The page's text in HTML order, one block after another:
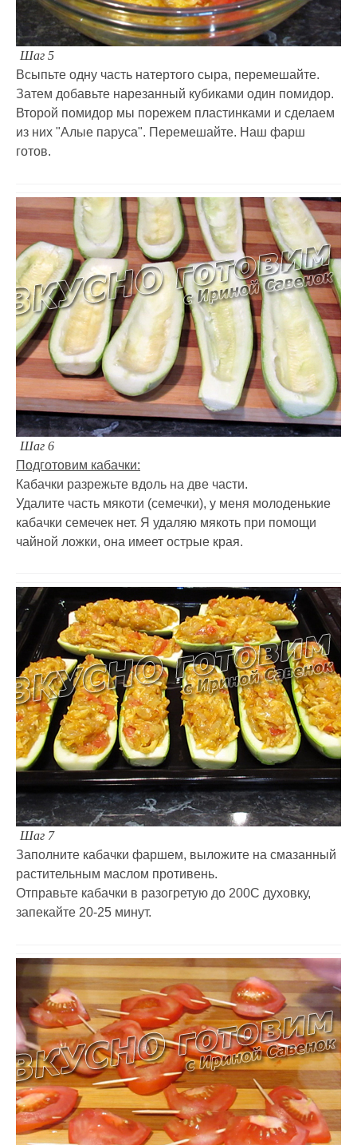
Шаг 5
Всыпьте одну часть натертого сыра, перемешайте.
Затем добавьте нарезанный кубиками один помидор.
Второй помидор мы порежем пластинками и сделаем
из них "Алые паруса". Перемешайте. Наш фарш
готов.
Шаг 6
Подготовим кабачки:
Кабачки разрежьте вдоль на две части.
Удалите часть мякоти (семечки), у меня молоденькие
кабачки семечек нет. Я удаляю мякоть при помощи
чайной ложки, она имеет острые края.
Шаг 7
Заполните кабачки фаршем, выложите на смазанный
растительным маслом противень.
Отправьте кабачки в разогретую до 200С духовку,
запекайте 20-25 минут.